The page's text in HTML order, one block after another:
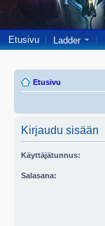
Etusivu Ladder
Etusivu
Kirjaudu sisään
Käyttäjätunnus:
Salasana: